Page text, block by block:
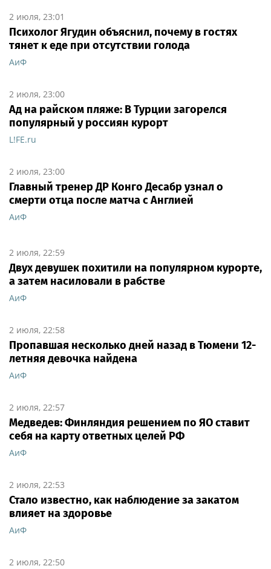
2 июля, 23:01
Психолог Ягудин объяснил, почему в гостях
тянет к еде при отсутствии голода
АиФ
2 июля, 23:00
Ад на райском пляже: В Турции загорелся
популярный у россиян курорт
L!FE.ru
2 июля, 23:00
Главный тренер ДР Конго Десабр узнал о
смерти отца после матча с Англией
АиФ
2 июля, 22:59
Двух девушек похитили на популярном курорте,
а затем насиловали в рабстве
АиФ
2 июля, 22:58
Пропавшая несколько дней назад в Тюмени 12-
летняя девочка найдена
АиФ
2 июля, 22:57
Медведев: Финляндия решением по ЯО ставит
себя на карту ответных целей РФ
АиФ
2 июля, 22:53
Стало известно, как наблюдение за закатом
влияет на здоровье
АиФ
2 июля, 22:50